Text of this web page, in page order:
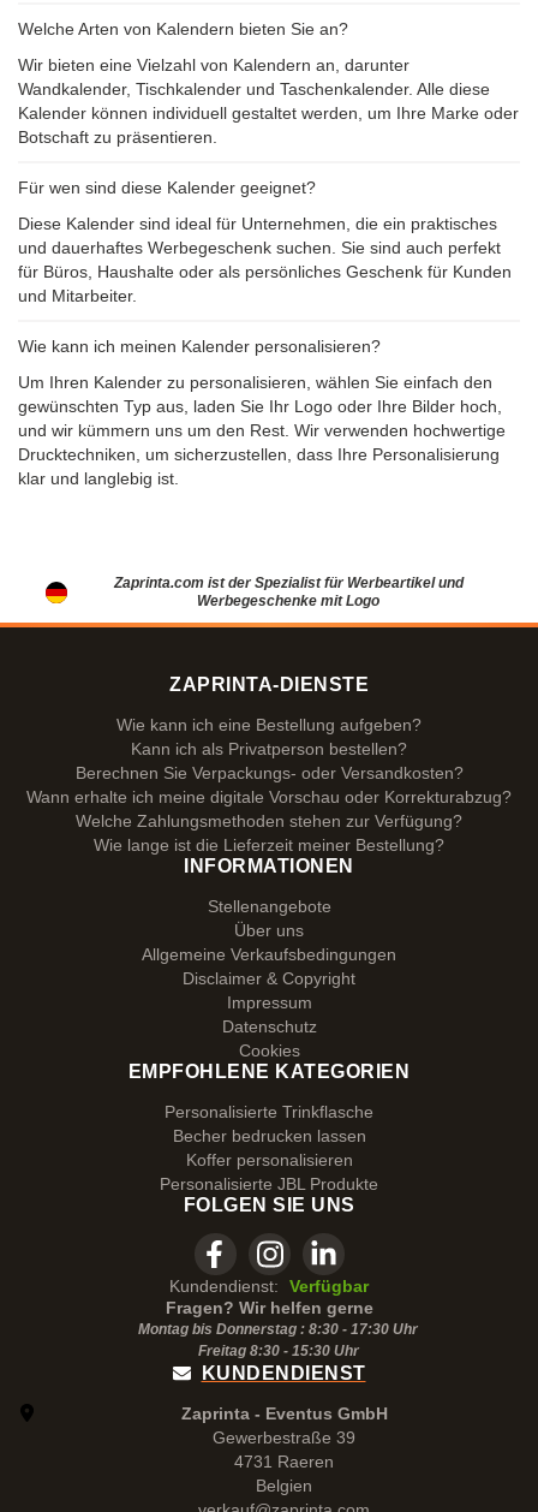
Welche Arten von Kalendern bieten Sie an?
Wir bieten eine Vielzahl von Kalendern an, darunter
Wandkalender, Tischkalender und Taschenkalender. Alle diese
Kalender können individuell gestaltet werden, um Ihre Marke oder
Botschaft zu präsentieren.
Für wen sind diese Kalender geeignet?
Diese Kalender sind ideal für Unternehmen, die ein praktisches
und dauerhaftes Werbegeschenk suchen. Sie sind auch perfekt
für Büros, Haushalte oder als persönliches Geschenk für Kunden
und Mitarbeiter.
Wie kann ich meinen Kalender personalisieren?
Um Ihren Kalender zu personalisieren, wählen Sie einfach den
gewünschten Typ aus, laden Sie Ihr Logo oder Ihre Bilder hoch,
und wir kümmern uns um den Rest. Wir verwenden hochwertige
Drucktechniken, um sicherzustellen, dass Ihre Personalisierung
klar und langlebig ist.
Zaprinta.com ist der Spezialist für Werbeartikel und
Werbegeschenke mit Logo
ZAPRINTA-DIENSTE
Wie kann ich eine Bestellung aufgeben?
Kann ich als Privatperson bestellen?
Berechnen Sie Verpackungs- oder Versandkosten?
Wann erhalte ich meine digitale Vorschau oder Korrekturabzug?
Welche Zahlungsmethoden stehen zur Verfügung?
Wie lange ist die Lieferzeit meiner Bestellung?
INFORMATIONEN
Stellenangebote
Über uns
Allgemeine Verkaufsbedingungen
Disclaimer & Copyright
Impressum
Datenschutz
Cookies
EMPFOHLENE KATEGORIEN
Personalisierte Trinkflasche
Becher bedrucken lassen
Koffer personalisieren
Personalisierte JBL Produkte
FOLGEN SIE UNS
Kundendienst:
Verfügbar
Fragen? Wir helfen gerne
Montag bis Donnerstag : 8:30 - 17:30 Uhr
Freitag 8:30 - 15:30Uhr
KUNDENDIENST
Zaprinta - Eventus GmbH
Gewerbestraße 39
4731 Raeren
Belgien